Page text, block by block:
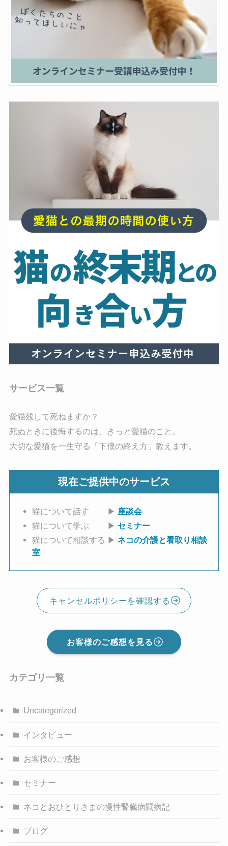
サービス一覧
愛猫残して死ねますか？
死ぬときに後悔するのは、きっと愛猫のこと。
大切な愛猫を一生守る「下僕の終え方」教えます。
現在ご提供中のサービス
猫について話す ▶ 座談会
猫について学ぶ ▶ セミナー
猫について相談する ▶ ネコの介護と看取り相談
室
キャンセルポリシーを確認する
お客様のご感想を見る
カテゴリ一覧
Uncategorized
インタビュー
お客様のご感想
セミナー
ネコとおひとりさまの慢性腎臓病闘病記
ブログ